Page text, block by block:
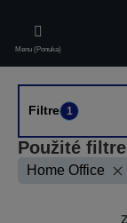
main
content
Menu (Ponuka)
Filtre 1
Použité filtre
Home Office